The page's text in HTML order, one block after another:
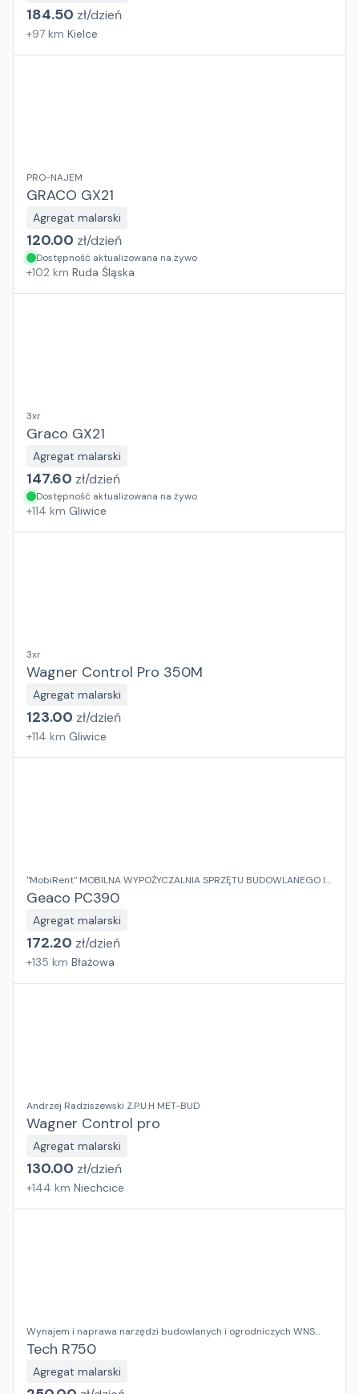
184.50 zł/dzień
+97 km Kielce
PRO-NAJEM
GRACO GX21
Agregat malarski
120.00 zł/dzień
Dostępność aktualizowana na żywo
+102 km Ruda Śląska
3xr
Graco GX21
Agregat malarski
147.60 zł/dzień
Dostępność aktualizowana na żywo
+114 km Gliwice
3xr
Wagner Control Pro 350M
Agregat malarski
123.00 zł/dzień
+114 km Gliwice
"MobiRent" MOBILNA WYPOŻYCZALNIA SPRZĘTU BUDOWLANEGO I
OGRODOWEGO Jaroslaw Rybka
Geaco PC390
Agregat malarski
172.20 zł/dzień
+135 km Błażowa
Andrzej Radziszewski Z.P.U.H MET-BUD
Wagner Control pro
Agregat malarski
130.00 zł/dzień
+144 km Niechcice
Wynajem i naprawa narzędzi budowlanych i ogrodniczych WNS
RENT
Tech R750
Agregat malarski